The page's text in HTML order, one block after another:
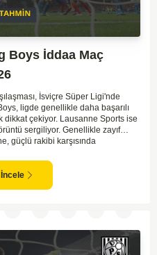
Boys İddaa Maç
İsviçre Süper Ligi'nde
ligde genellikle daha başarılı
çekiyor. Lausanne Sports ise
sergiliyor. Genellikle zayıf
güçlü rakibi karşısında
gelme olasılığı yüksek görünüyor.